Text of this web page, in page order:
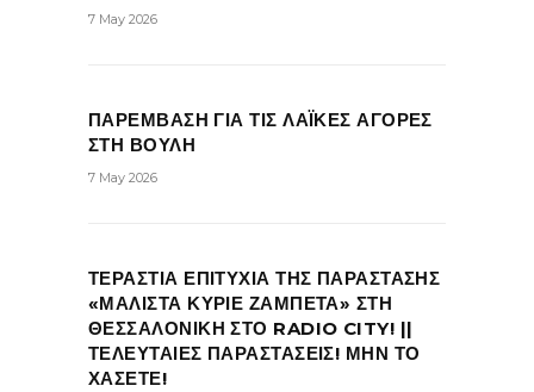
7 May 2026
ΠΑΡΕΜΒΑΣΗ ΓΙΑ ΤΙΣ ΛΑΪΚΕΣ ΑΓΟΡΕΣ
ΣΤΗ ΒΟΥΛΗ
7 May 2026
ΤΕΡΑΣΤΙΑ ΕΠΙΤΥΧΙΑ ΤΗΣ ΠΑΡΑΣΤΑΣΗΣ
«ΜΑΛΙΣΤΑ ΚΥΡΙΕ ΖΑΜΠΕΤΑ» ΣΤΗ
ΘΕΣΣΑΛΟΝΙΚΗ ΣΤΟ RADIO CITY! ||
ΤΕΛΕΥΤΑΙΕΣ ΠΑΡΑΣΤΑΣΕΙΣ! ΜΗΝ ΤΟ
ΧΑΣΕΤΕ!